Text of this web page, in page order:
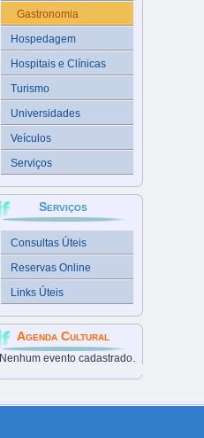
Gastronomia
Hospedagem
Hospitais e Clínicas
Turismo
Universidades
Veículos
Serviços
Serviços
Consultas Úteis
Reservas Online
Links Úteis
Agenda Cultural
Nenhum evento cadastrado.